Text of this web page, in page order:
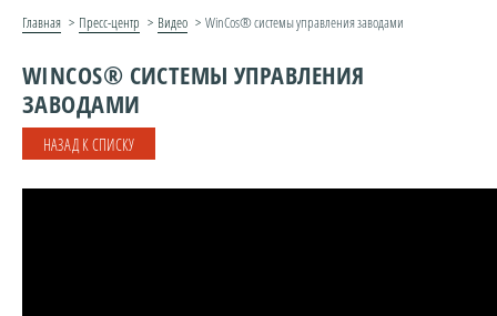
Главная Пресс-центр Видео WinCos® системы управления заводами
WINCOS® СИСТЕМЫ УПРАВЛЕНИЯ
ЗАВОДАМИ
НАЗАД К СПИСКУ